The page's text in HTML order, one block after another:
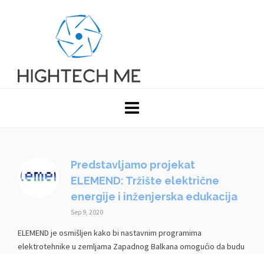
Predstavljamo projekat
ELEMEND: Tržište električne
energije i inženjerska edukacija
Sep 9, 2020
ELEMEND je osmišljen kako bi nastavnim programima
elektrotehnike u zemljama Zapadnog Balkana omogućio da budu